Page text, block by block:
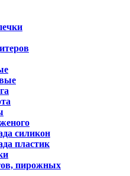
силикон
пластик
пирожных